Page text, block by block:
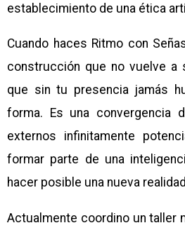
establecimiento de una ética
Cuando haces Ritmo con
construcción que no vuelve a
que sin tu presencia jamás
forma. Es una convergencia
externos infinitamente
formar parte de una
hacer posible una nueva
Actualmente coordino un taller